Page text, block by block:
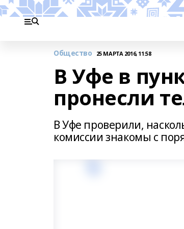
Общество 25 МАРТА 2016, 11:58
В Уфе в
пронесли
В Уфе проверили,
комиссии знакомы с